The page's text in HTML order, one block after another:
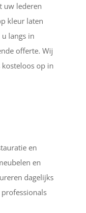
uw lederen
kleur laten
langs in
offerte. Wij
op in
en
en
dagelijks